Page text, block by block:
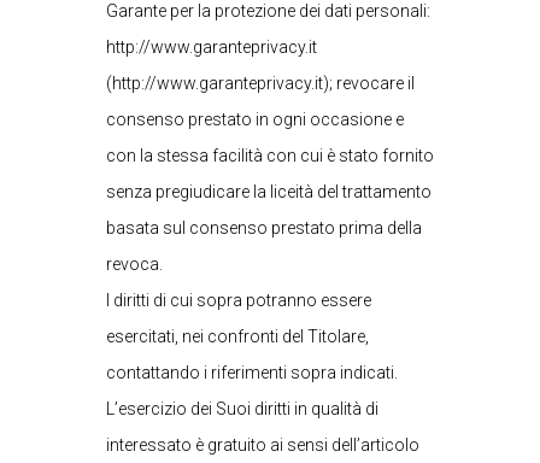
Garante per la protezione dei dati personali:
http://www.garanteprivacy.it
(http://www.garanteprivacy.it); revocare il
consenso prestato in ogni occasione e
con la stessa facilità con cui è stato fornito
senza pregiudicare la liceità del trattamento
basata sul consenso prestato prima della
revoca.
I diritti di cui sopra potranno essere
esercitati, nei confronti del Titolare,
contattando i riferimenti sopra indicati.
L’esercizio dei Suoi diritti in qualità di
interessato è gratuito ai sensi dell’articolo